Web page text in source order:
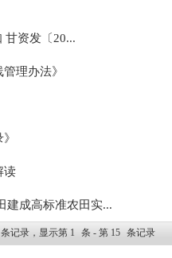
甘资发〔20...
理办法》
读
建成高标准农田实...
条记录，显示第 1 条 - 第 15 条记录